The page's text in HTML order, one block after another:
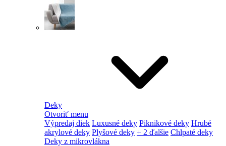
Deky
Otvoriť menu
Výpredaj diek Luxusné deky Piknikové deky Hrubé
akrylové deky Plyšové deky + 2 ďalšie Chlpaté deky
Deky z mikrovlákna